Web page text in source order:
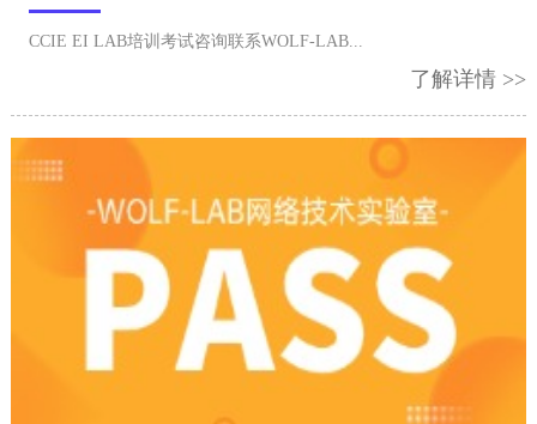
CCIE EI LAB培训考试咨询联系WOLF-LAB...
了解详情 >>